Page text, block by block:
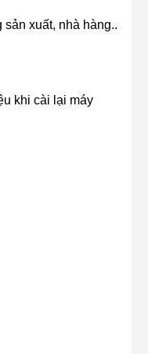
xuất, nhà hàng..
khi cài lại máy